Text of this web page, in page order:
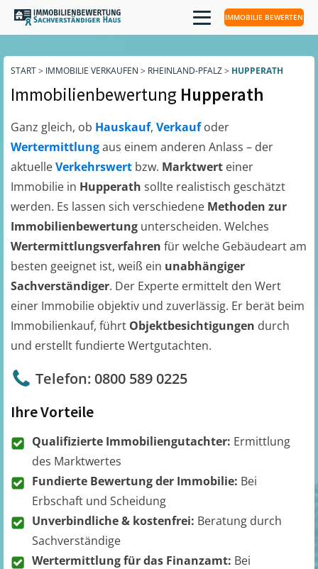
IMMOBILIE BEWERTEN
START> IMMOBILIE VERKAUFEN > RHEINLAND-PFALZ> HUPPERATH
Immobilienbewertung Hupperath
Ganz gleich, ob Hauskauf, Verkaufoder
Wertermittlungaus einem anderen Anlass – der
aktuelleVerkehrswert bzw. Marktwert einer
Immobilie in Hupperath sollte realistisch geschätzt
werden. Es lassen sich verschiedene Methoden zur
Immobilienbewertung unterscheiden. Welches
Wertermittlungsverfahren für welche Gebäudeart am
besten geeignet ist, weiß ein unabhängiger
Sachverständiger. Der Experte ermittelt den Wert
einer Immobilie objektiv und zuverlässig. Er berät beim
Immobilienkauf, führt Objektbesichtigungen durch
und erstellt fundierte Wertgutachten.
Telefon: 0800 589 0225
Ihre Vorteile
Qualifizierte Immobiliengutachter: Ermittlung
des Marktwertes
Fundierte Bewertung der Immobilie: Bei
Erbschaft und Scheidung
Unverbindliche & kostenfrei: Beratung durch
Sachverständige
Wertermittlung für das Finanzamt: Bei